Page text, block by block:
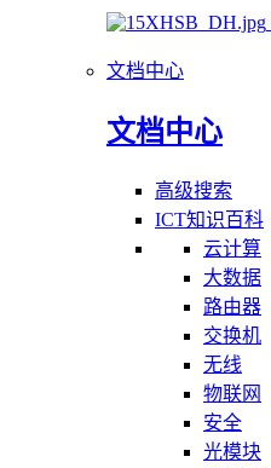
文档中心
文档中心
高级搜索
ICT知识百科
云计算
大数据
路由器
交换机
无线
物联网
安全
光模块